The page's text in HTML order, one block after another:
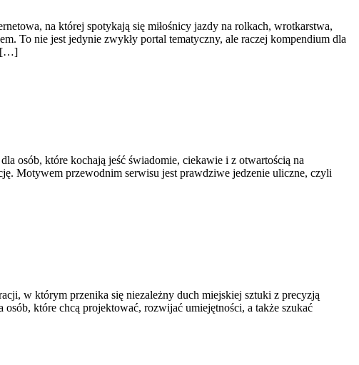
na której spotykają się miłośnicy jazdy na rolkach, wrotkarstwa,
To nie jest jedynie zwykły portal tematyczny, ale raczej kompendium dla
[…]
osób, które kochają jeść świadomie, ciekawie i z otwartością na
Motywem przewodnim serwisu jest prawdziwe jedzenie uliczne, czyli
w którym przenika się niezależny duch miejskiej sztuki z precyzją
które chcą projektować, rozwijać umiejętności, a także szukać